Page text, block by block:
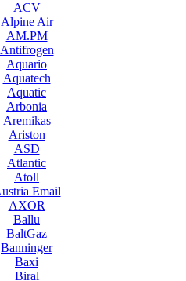
ACV
Alpine Air
AM.PM
Antifrogen
Aquario
Aquatech
Aquatic
Arbonia
Aremikas
Ariston
ASD
Atlantic
Atoll
Email
AXOR
Ballu
BaltGaz
Banninger
Baxi
Biral